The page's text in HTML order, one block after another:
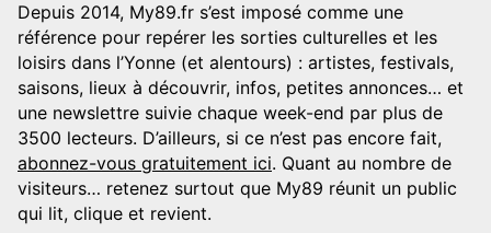
Depuis 2014, My89.fr s’est imposé comme une
référence pour repérer les sorties culturelles et les
loisirs dans l’Yonne (et alentours) : artistes, festivals,
saisons, lieux à découvrir, infos, petites annonces… et
une newslettre suivie chaque week-end par plus de
3500 lecteurs. D’ailleurs, si ce n’est pas encore fait,
abonnez-vous gratuitement ici. Quant au nombre de
visiteurs… retenez surtout que My89 réunit un public
qui lit, clique et revient.